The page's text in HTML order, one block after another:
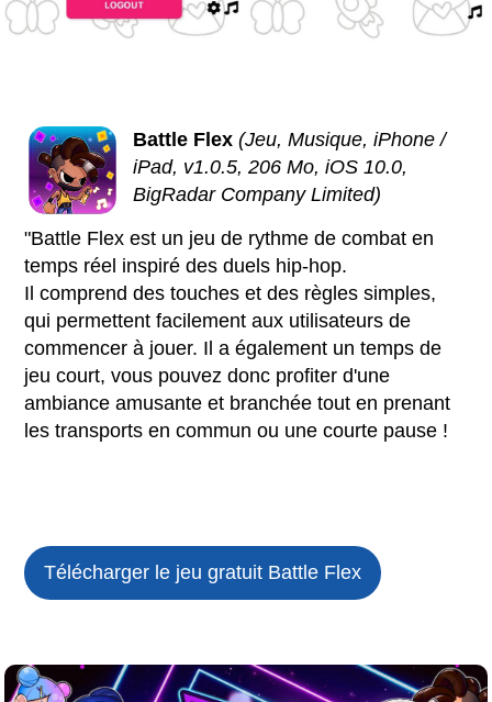
Battle Flex (Jeu, Musique, iPhone /
iPad, v1.0.5, 206 Mo, iOS 10.0,
BigRadar Company Limited)
"Battle Flex est un jeu de rythme de combat en
temps réel inspiré des duels hip-hop.
Il comprend des touches et des règles simples,
qui permettent facilement aux utilisateurs de
commencer à jouer. Il a également un temps de
jeu court, vous pouvez donc profiter d'une
ambiance amusante et branchée tout en prenant
les transports en commun ou une courte pause !
Télécharger le jeu gratuit Battle Flex